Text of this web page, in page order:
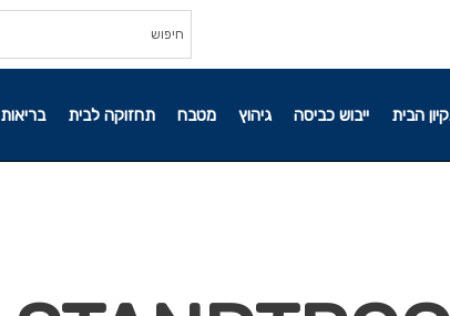
הבית ייבוש כביסה גיהוץ מטבח תחזוקה לבית בריאות